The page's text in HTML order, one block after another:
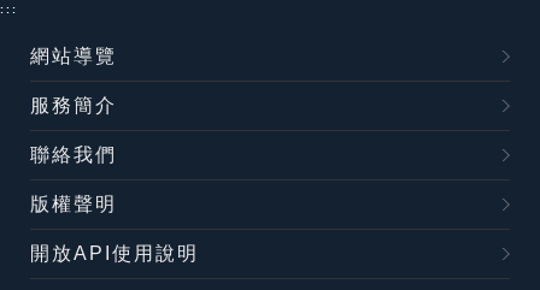
:::
網站導覽
服務簡介
聯絡我們
版權聲明
開放API使用說明